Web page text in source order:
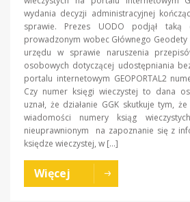
wydania decyzji administracyjnej
sprawie. Prezes UODO podjął
prowadzonym wobec Głównego
urzędu w sprawie naruszenia
osobowych dotyczącej udostępniania
portalu internetowym GEOPORTAL2
Czy numer księgi wieczystej to dana
uznał, że działanie GGK skutkuje tym,
wiadomości numery ksiąg
nieuprawnionym na zapoznanie się z
księdze wieczystej, w […]
Więcej